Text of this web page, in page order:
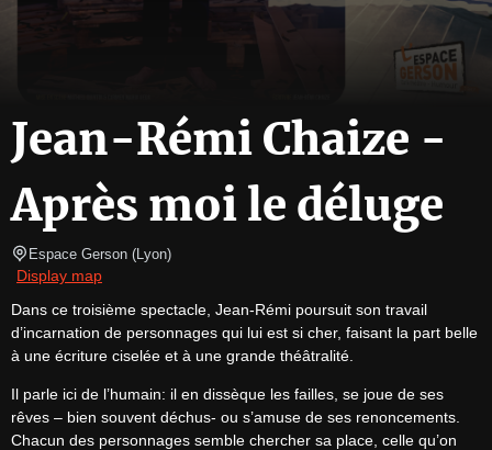
Jean-Rémi Chaize -
Après moi le déluge
Espace Gerson (Lyon)
Display map
Dans ce troisième spectacle, Jean-Rémi poursuit son travail
d’incarnation de personnages qui lui est si cher, faisant la part belle
à une écriture ciselée et à une grande théâtralité.
Il parle ici de l’humain: il en dissèque les failles, se joue de ses
rêves – bien souvent déchus- ou s’amuse de ses renoncements.
Chacun des personnages semble chercher sa place, celle qu’on